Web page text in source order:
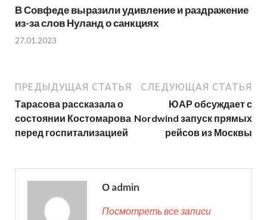
В Совфеде выразили удивление и раздражение
из-за слов Нуланд о санкциях
27.01.2023
ПРЕДЫДУЩАЯ СТАТЬЯ
Тарасова рассказала о
состоянии Костомарова
перед госпитализацией
СЛЕДУЮЩАЯ СТАТЬЯ
ЮАР обсуждает с
Nordwind запуск прямых
рейсов из Москвы
О admin
Посмотреть все записи